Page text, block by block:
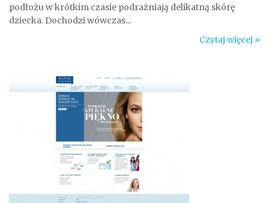
podłożu w krótkim czasie podrażniają delikatną skórę
dziecka. Dochodzi wówczas...
Czytaj więcej »